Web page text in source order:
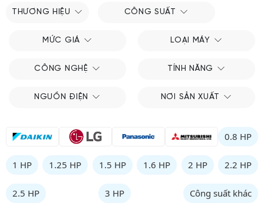
THƯƠNG HIỆU CÔNG SUẤT
MỨC GIÁ LOẠI MÁY
CÔNG NGHỆ TÍNH NĂNG
NGUỒN ĐIỆN NƠI SẢN XUẤT
0.8 HP
1 HP 1.25 HP 1.5 HP 1.6 HP 2 HP 2.2 HP
2.5 HP 3 HP Công suất khác